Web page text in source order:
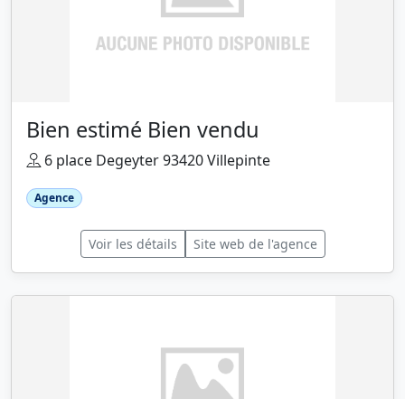
Bien estimé Bien vendu
6 place Degeyter 93420 Villepinte
Agence
Voir les détails Site web de l'agence